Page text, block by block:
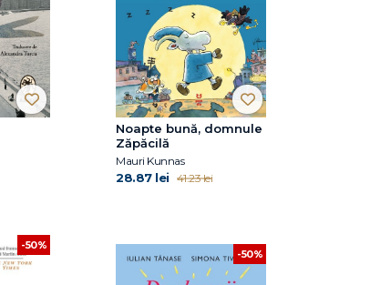
Noapte bună, domnule
Zăpăcilă
Mauri Kunnas
28.87 lei 41.23 lei
-50%
-50%